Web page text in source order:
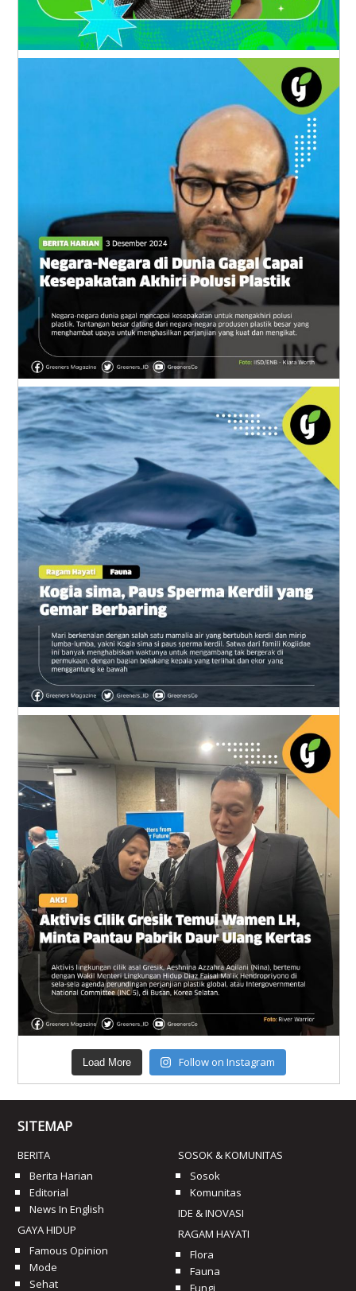
Load More Follow on Instagram
SITEMAP
BERITA
Berita Harian
Editorial
News In English
GAYA HIDUP
Famous Opinion
Mode
Sehat
SOSOK & KOMUNITAS
Sosok
Komunitas
IDE & INOVASI
RAGAM HAYATI
Flora
Fauna
Fungi